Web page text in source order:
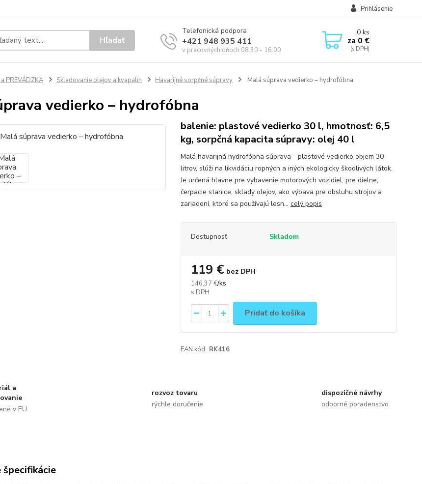
Prihlásenie
Hľadať
Telefonická podpora
+421 948 935 411
v pracovných dňoch 08.30 - 16.00
0ks
za 0 €
PREVÁDZKA Skladovanie olejov a kvapalín Havarijné sorpčné súpravy Malá súprava vedierko – hydrofóbna
vedierko – hydrofóbna
balenie: plastové vedierko 30 l, hmotnosť: 6,5
kg, sorpčná kapacita súpravy: olej 40 l
Malá havarijná hydrofóbna súprava - plastové vedierko objem 30
litrov, slúži na likvidáciu ropných a iných ekologicky škodlivých látok.
Je určená hlavne pre vybavenie motorových vozidiel, pre dielne,
čerpacie stanice, sklady olejov, ako výbava pre obsluhu strojov a
zariadení, ktoré sa používajú lesn... celý popis
Dostupnosť Skladom
146,37 €/ks
119 € bez DPH
Pridať do košíka
EAN kód: RK416
a
v EU
rozvoz tovaru
rýchle doručenie
dispozičné návrhy
odborné poradenstvo